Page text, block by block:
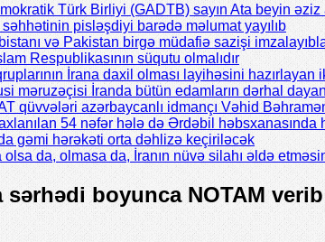
Türk Birliyi (GADTB) sayın Ata beyin əziz
pisləşdiyi barədə məlumat yayılıb
və Pakistan birgə müdafiə sazişi
Respublikasının süqutu olmalıdır
İrana daxil olması layihəsini hazırlayan
məruzəçisi İranda bütün edamların dərhal
qüvvələri azərbaycanlı idmançı Vəhid
54 nəfər hələ də Ərdəbil həbsxanasında
gəmi hərəkəti orta dəhlizə keçiriləcək
olsa da, olmasa da, İranın nüvə silahı əldə
sərhədi boyunca NOTAM verib